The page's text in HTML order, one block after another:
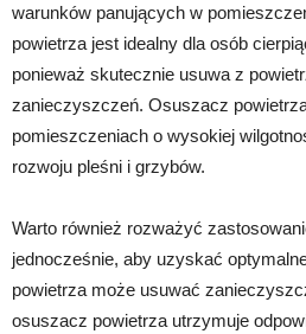
warunków panujących w
powietrza jest idealny dla osób
ponieważ skutecznie usuwa z
zanieczyszczeń. Osuszacz
pomieszczeniach o wysokiej
rozwoju pleśni i grzybów.
Warto również rozważyć
jednocześnie, aby uzyskać
powietrza może usuwać
osuszacz powietrza utrzymuje